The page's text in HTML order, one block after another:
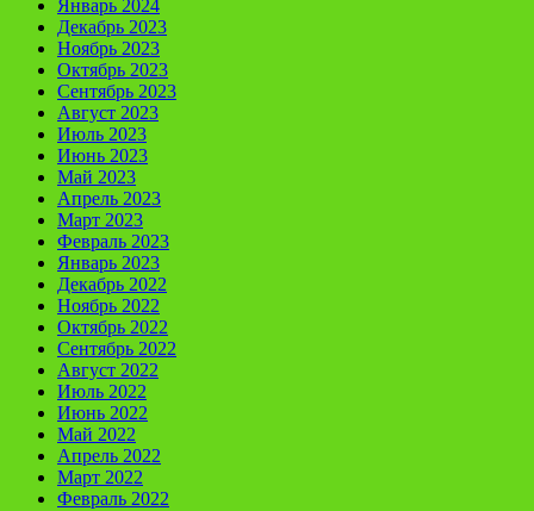
Январь 2024
Декабрь 2023
Ноябрь 2023
Октябрь 2023
Сентябрь 2023
Август 2023
Июль 2023
Июнь 2023
Май 2023
Апрель 2023
Март 2023
Февраль 2023
Январь 2023
Декабрь 2022
Ноябрь 2022
Октябрь 2022
Сентябрь 2022
Август 2022
Июль 2022
Июнь 2022
Май 2022
Апрель 2022
Март 2022
Февраль 2022